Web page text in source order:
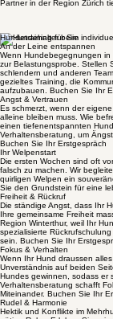
★★★★★
Hundeschule in Zürich &
FIDE CANEM bietet
Partner in der Region Zürich
Hundetraining für Sie
An der Leine entspannen
Wenn Hundebegegnungen in
zur Belastungsprobe. Stellen
schlendern und anderen
gezieltes Training, die
aufzubauen. Buchen Sie Ihr
Angst & Vertrauen
Es schmerzt, wenn der
alleine bleiben muss. Wie
einen tiefenentspannten
Verhaltensberatung, um
Buchen Sie Ihr Erstgespräch
Ihr Welpenstart
Die ersten Wochen sind oft
falsch zu machen. Wir
quirligen Welpen ein
Sie den Grundstein für eine
Freiheit & Rückruf
Die ständige Angst, dass Ihr
Ihre gemeinsame Freiheit
Region Winterthur, weil Ihr
spezialisierte
sein. Buchen Sie Ihr
Fokus & Verhalten
Wenn Ihr Hund draussen
Unverständnis auf beiden
Hundes gewinnen, sodass er
Verhaltensberatung schafft